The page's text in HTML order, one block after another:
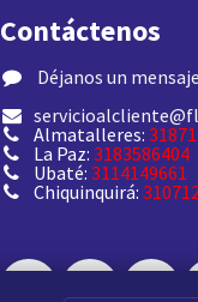
Contáctenos
​ Déjanos un mensaje
Almatalleres:
La Paz: 3183586404
Ubaté: 3114149661
Chiquinquirá: